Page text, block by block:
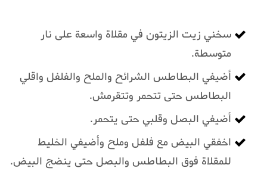
سخني زيت الزيتون في مقلاة واسعة على نار
متوسطة.
أضيفي البطاطس الشرائح والملح والفلفل واقلي
البطاطس حتى تتحمر وتتقرمش.
أضيفي البصل وقلبي حتى يتحمر.
اخفقي البيض مع فلفل وملح وأضيفي الخليط
للمقلاة فوق البطاطس والبصل حتى ينضج البيض.